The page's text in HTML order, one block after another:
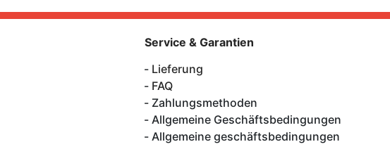
Service & Garantien
Lieferung
FAQ
Zahlungsmethoden
Allgemeine Geschäftsbedingungen
Allgemeine geschäftsbedingungen